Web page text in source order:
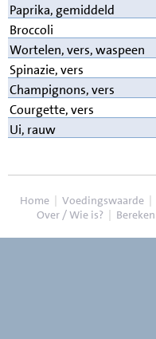
Paprika, gemiddeld
Broccoli
Wortelen, vers, waspeen
Spinazie, vers
Champignons, vers
Courgette, vers
Ui, rauw
Home | Voedingswaarde |
Over / Wie is? | Bereken